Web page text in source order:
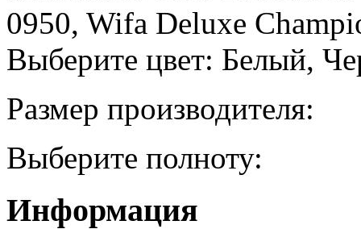
0950, Wifa Deluxe
Выберите цвет: Белый,
Размер производителя:
Выберите полноту:
Информация